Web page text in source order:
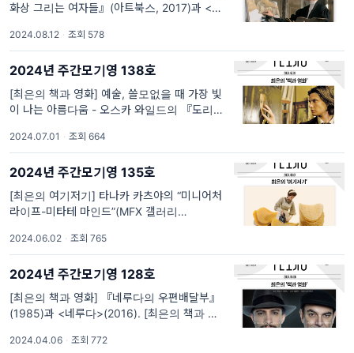
화상 그리는 여자들』(아트북스, 2017)과 <헬
화] 프랜시스 보르젤로의 『자화상 그리는 여
자들』(아트북스, 2017)과 <헬렌: 내 영혼의
자화상>(2020) 자서전을 염두에 두고 ...
2024.08.12 · 조회 578
2024년 주간모기영 138호
[최은의 책과 영화] 예술, 쓸모없을 때 가장 빛
이 나는 아름다움 - 오스카 와일드의 『도리언
(2009). [최은의 책과 영화] 예술, 쓸모없을 때
가장 빛이 나는 아름다움 오스카 와일드의 『도
리언 그레이의 초상』(1890)과 <도리안...
2024.07.01 · 조회 664
2024년 주간모기영 135호
[최은의 여기저기] 타나카 카츠야의 “미니어처
라이프-미타테 마인드”(MFX 갤러리
타나카 카츠야의 “미니어처 라이프-미타테 마
인드”(MFX 갤러리 2024.3.2.-2024.6.10.)
예쁜 것들을 보자, 싶을 땐 인기...
2024.06.02 · 조회 765
2024년 주간모기영 128호
[최은의 책과 영화] 『네루다의 우편배달부』
(1985)과 <네루다>(2016). [최은의 책과 영
다>(2016) "시인 동무, 당신이 저를 이 소동에
2024.04.06 · 조회 772